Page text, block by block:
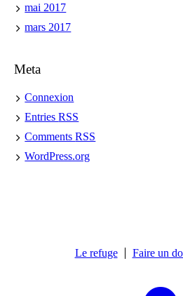
mai 2017
mars 2017
Meta
Connexion
EntriesRSS
CommentsRSS
WordPress.org
Le refuge Faire un